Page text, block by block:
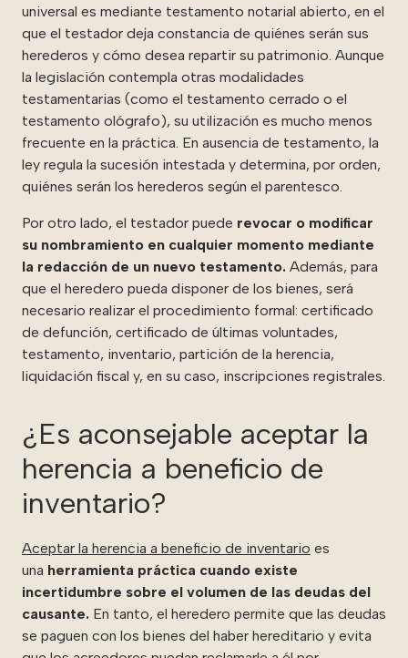
universal es mediante testamento notarial abierto, en el
que el testador deja constancia de quiénes serán sus
herederos y cómo desea repartir su patrimonio. Aunque
la legislación contempla otras modalidades
testamentarias (como el testamento cerrado o el
testamento ológrafo), su utilización es mucho menos
frecuente en la práctica. En ausencia de testamento, la
ley regula la sucesión intestada y determina, por orden,
quiénes serán los herederos según el parentesco.
Por otro lado, el testador puede revocar o modificar
su nombramiento en cualquier momento mediante
la redacción de un nuevo testamento. Además, para
que el heredero pueda disponer de los bienes, será
necesario realizar el procedimiento formal: certificado
de defunción, certificado de últimas voluntades,
testamento, inventario, partición de la herencia,
liquidación fiscal y, en su caso, inscripciones registrales.
¿Es aconsejable aceptar la
herencia a beneficio de
inventario?
Aceptar la herencia a beneficio de inventario es
una herramienta práctica cuando existe
incertidumbre sobre el volumen de las deudas del
causante. En tanto, el heredero permite que las deudas
se paguen con los bienes del haber hereditario y evita